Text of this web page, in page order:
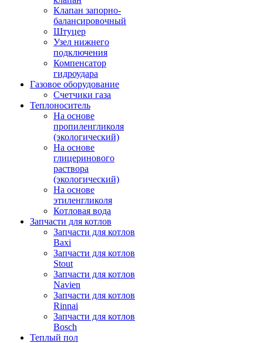
Клапан запорно-
балансировочный
Штуцер
Узел нижнего
подключения
Компенсатор
гидроудара
Газовое оборудование
Счетчики газа
Теплоноситель
На основе
пропиленгликоля
(экологический)
На основе
глицеринового
раствора
(экологический)
На основе
этиленгликоля
Котловая вода
Запчасти для котлов
Запчасти для котлов
Baxi
Запчасти для котлов
Stout
Запчасти для котлов
Navien
Запчасти для котлов
Rinnai
Запчасти для котлов
Bosch
Теплый пол